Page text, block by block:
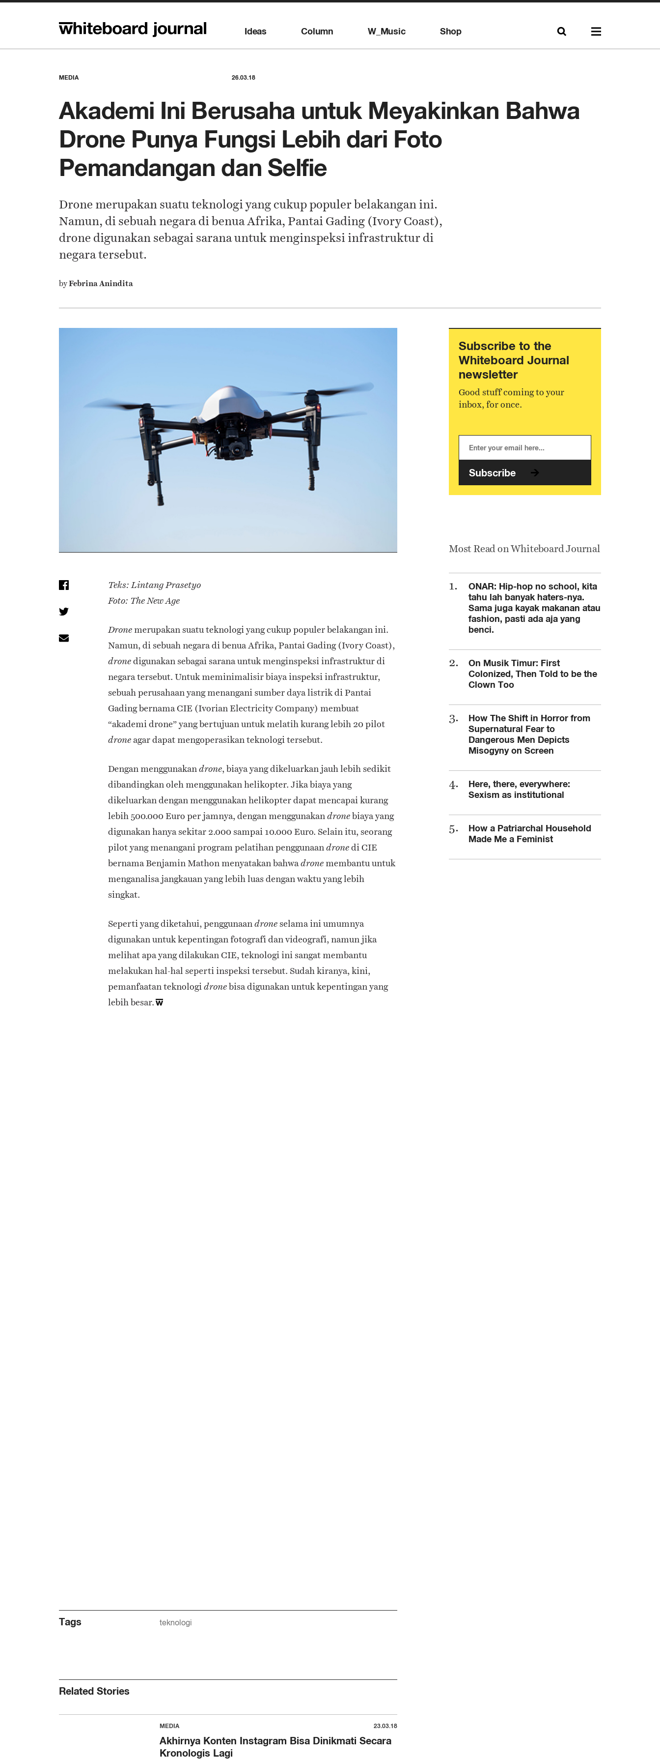
Ideas Column W_Music Shop
MEDIA 26.03.18
Akademi Ini Berusaha untuk Meyakinkan Bahwa
Drone Punya Fungsi Lebih dari Foto
Pemandangan dan Selfie
Drone merupakan suatu teknologi yang cukup populer belakangan ini.
Namun, di sebuah negara di benua Afrika, Pantai Gading (Ivory Coast),
drone digunakan sebagai sarana untuk menginspeksi infrastruktur di
negara tersebut.
byFebrina Anindita
Teks: Lintang Prasetyo
Foto: The New Age
Dronemerupakan suatu teknologi yang cukup populer belakangan ini.
Namun, di sebuah negara di benua Afrika, Pantai Gading (Ivory Coast),
dronedigunakan sebagai sarana untuk menginspeksi infrastruktur di
negara tersebut. Untuk meminimalisir biaya inspeksi infrastruktur,
sebuah perusahaan yang menangani sumber daya listrik di Pantai
Gading bernama CIE (Ivorian Electricity Company) membuat
“akademi drone” yang bertujuan untuk melatih kurang lebih 20 pilot
drone agar dapat mengoperasikan teknologi tersebut.
Dengan menggunakandrone, biaya yang dikeluarkan jauh lebih sedikit
dibandingkan oleh menggunakan helikopter. Jika biaya yang
dikeluarkan dengan menggunakan helikopter dapat mencapai kurang
lebih 500.000 Euro per jamnya, dengan menggunakandronebiaya yang
digunakan hanya sekitar 2.000 sampai 10.000 Euro. Selain itu, seorang
pilot yang menangani program pelatihan penggunaandronedi CIE
bernama Benjamin Mathon menyatakan bahwadronemembantu untuk
menganalisa jangkauan yang lebih luas dengan waktu yang lebih
singkat.
Seperti yang diketahui, penggunaandrone selama ini umumnya
digunakan untuk kepentingan fotografi dan videografi, namun jika
melihat apa yang dilakukan CIE, teknologi ini sangat membantu
melakukan hal-hal seperti inspeksi tersebut. Sudah kiranya, kini,
pemanfaatan teknologidronebisa digunakan untuk kepentingan yang
lebih besar.
Tags teknologi
Related Stories
MEDIA 23.03.18
Akhirnya Konten Instagram Bisa Dinikmati Secara
Kronologis Lagi
Subscribe to the
Whiteboard Journal
newsletter
Good stuff coming to your
inbox, for once.
Subscribe
Most Read on Whiteboard Journal
ONAR: Hip-hop no school, kita
tahu lah banyak haters-nya.
Sama juga kayak makanan atau
fashion, pasti ada aja yang
benci.
On Musik Timur: First
Colonized, Then Told to be the
Clown Too
How The Shift in Horror from
Supernatural Fear to
Dangerous Men Depicts
Misogyny on Screen
Here, there, everywhere:
Sexism as institutional
How a Patriarchal Household
Made Me a Feminist